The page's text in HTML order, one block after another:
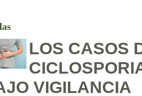
LOS CASOS
VIGILANCIA